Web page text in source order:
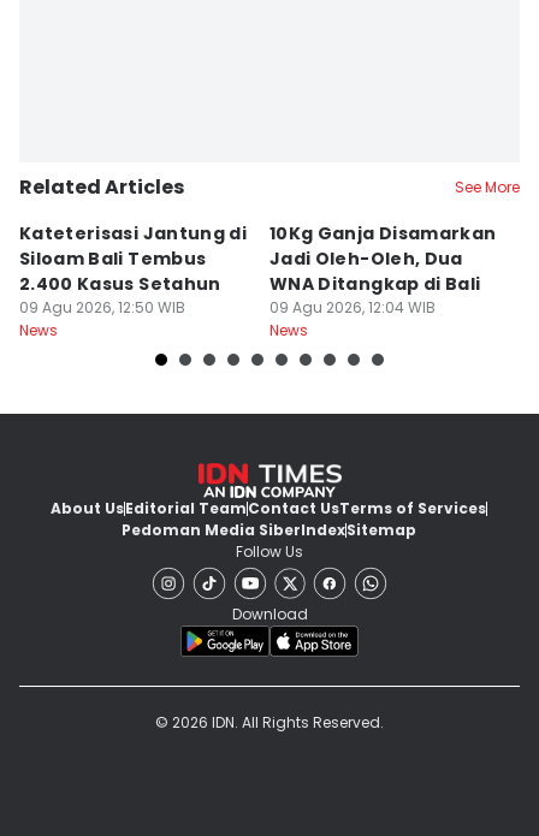
Related Articles See More
Kateterisasi Jantung di
Siloam Bali Tembus
2.400 Kasus Setahun
09 Agu 2026, 12:50 WIB
News
10Kg Ganja Disamarkan
Jadi Oleh-Oleh, Dua
WNA Ditangkap di Bali
09 Agu 2026, 12:04 WIB
News
About UsEditorial TeamContact UsTerms of Services
Pedoman Media SiberIndexSitemap
Follow Us
Download
© 2026 IDN. All Rights Reserved.